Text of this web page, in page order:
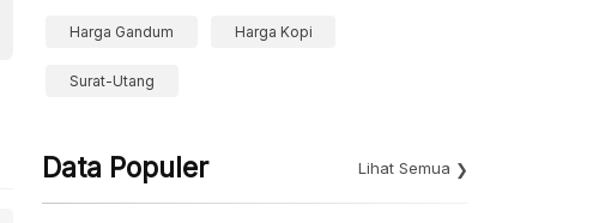
Harga Gandum Harga Kopi
Surat-Utang
Data Populer Lihat Semua